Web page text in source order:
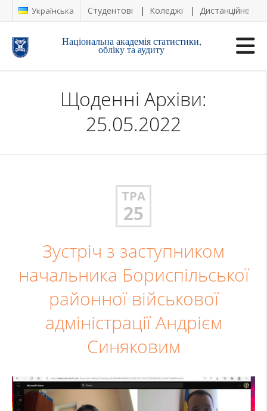
Українська Студентові Коледжі Дистанційне
Національна академія статистики,
обліку та аудиту
Щоденні Архіви:
25.05.2022
ТРА
25
Зустріч з заступником
начальника Бориспільської
районної військової
адміністрації Андрієм
Синяковим